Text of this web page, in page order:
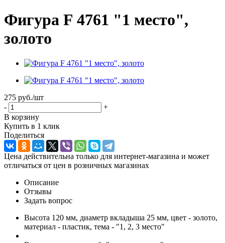
Фигура F 4761 "1 место",
золото
275 руб./шт
-
+
В корзину
Купить в 1 клик
Поделиться
Цена действительна только для интернет-магазина и может
отличаться от цен в розничных магазинах
Описание
Отзывы
Задать вопрос
Высота 120 мм, диаметр вкладыша 25 мм, цвет - золото,
материал - пластик, тема - "1, 2, 3 место"